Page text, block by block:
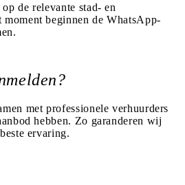
de relevante stad- en
moment beginnen de WhatsApp-
met professionele verhuurders
hebben. Zo garanderen wij
ervaring.